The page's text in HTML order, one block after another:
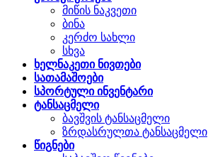
მიწის ნაკვეთი
ბინა
კერძო სახლი
სხვა
ხელნაკეთი ნივთები
სათამაშოები
სპორტული ინვენტარი
ტანსაცმელი
ბავშვის ტანსაცმელი
ზრდასრულთა ტანსაცმელი
წიგნები